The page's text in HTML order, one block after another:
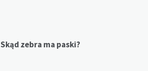
Skąd zebra ma paski?